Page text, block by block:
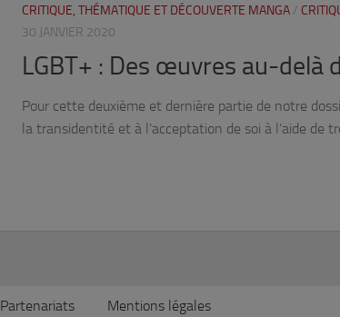
CRITIQUE, THÉMATIQUE ET DÉCOUVERTE MANGA /
30 JANVIER 2020
LGBT+ : Des œuvres au-delà
Pour cette deuxième et dernière partie de notre
la transidentité et à l’acceptation de soi à l’aide de
Partenariats Mentions légales